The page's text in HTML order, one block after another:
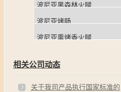
波尼亚黑森林火腿
波尼亚烤肠
波尼亚熏烤香火腿
相关公司动态
关